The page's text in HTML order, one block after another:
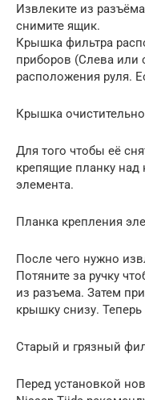
Извлеките из
снимите ящик.
Крышка фильтра
приборов (Слева или
расположения руля.
Крышка
Для того чтобы её
крепящие планку над
элемента.
Планка крепления
После чего нужно
Потяните за ручку
из разъема. Затем
крышку снизу.
Старый и грязный
Перед установкой